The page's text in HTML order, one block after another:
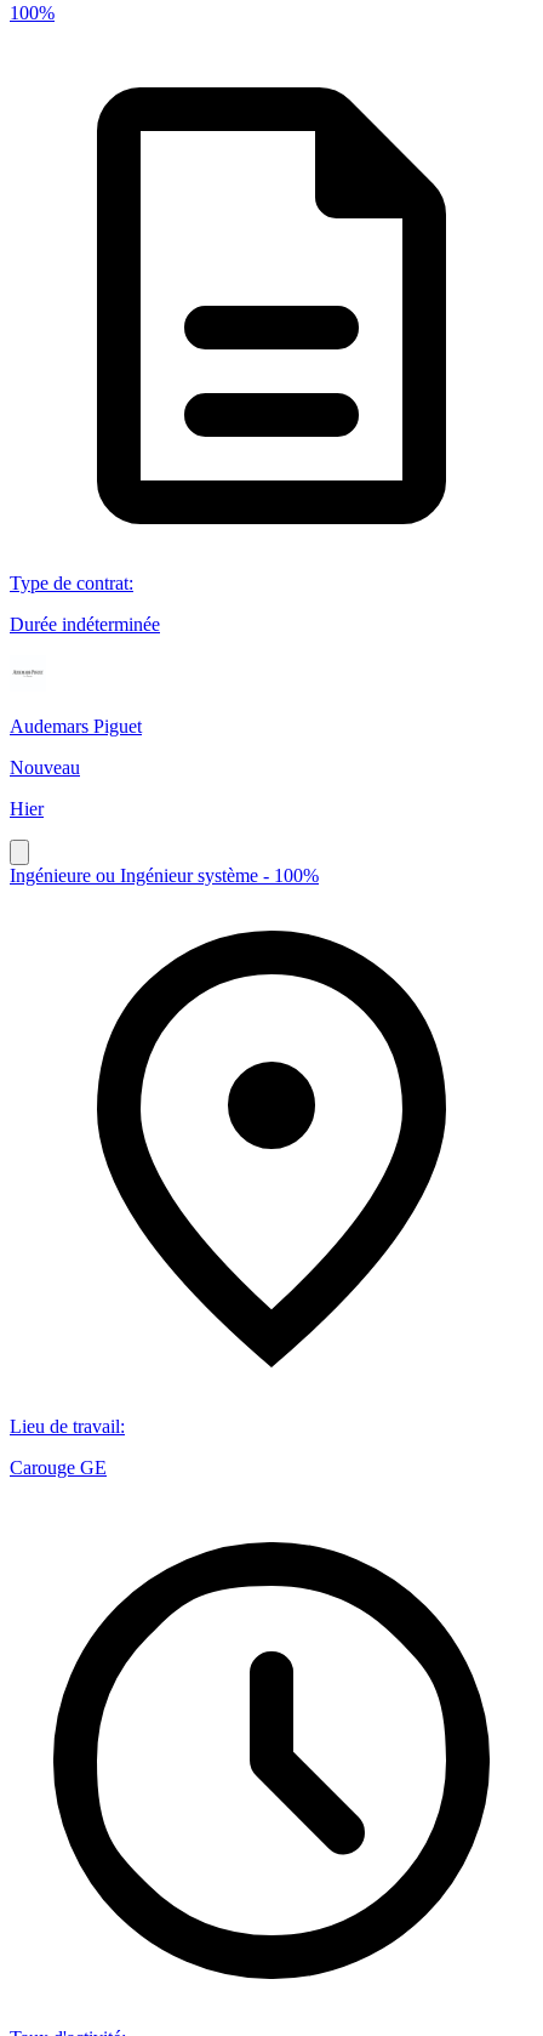
100%
Type de contrat:
Durée indéterminée
Audemars Piguet
Nouveau
Hier
Ingénieure ou Ingénieur système - 100%
Lieu de travail:
Carouge GE